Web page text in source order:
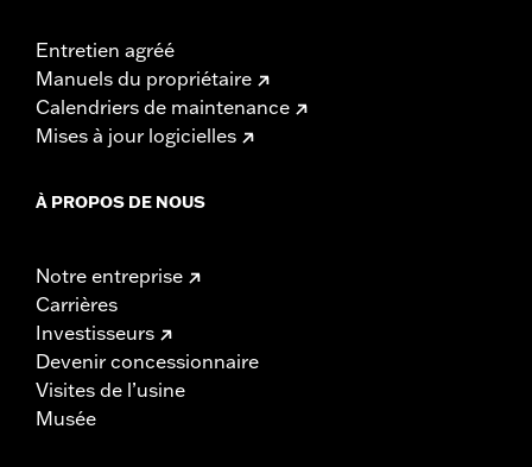
Entretien agréé
Manuels du propriétaire
Calendriers de maintenance
Mises à jour logicielles
À PROPOS DE NOUS
Notre entreprise
Carrières
Investisseurs
Devenir concessionnaire
Visites de l’usine
Musée